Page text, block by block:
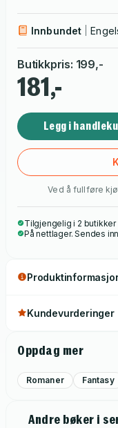
Morrigan quickly
Nevermoor - in more
Innbundet
Butikkpris: 199,-
181,-
Legg i
Ved å fullføre
Tilgjengelig i 2 butikker
På nettlager. Sendes
Kundevurderinger
Oppdag mer
Romaner Fantasy
Andre bøker i